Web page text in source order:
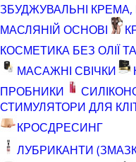
ЗБУДЖУВАЛЬНІ КРЕМА,
МАСЛЯНІЙ ОСНОВІ
КОСМЕТИКА БЕЗ ОЛІЇ
МАСАЖНІ СВІЧКИ
ПРОБНИКИ
СТИМУЛЯТОРИ ДЛЯ
КРОСДРЕСИНГ
ЛУБРИКАНТИ